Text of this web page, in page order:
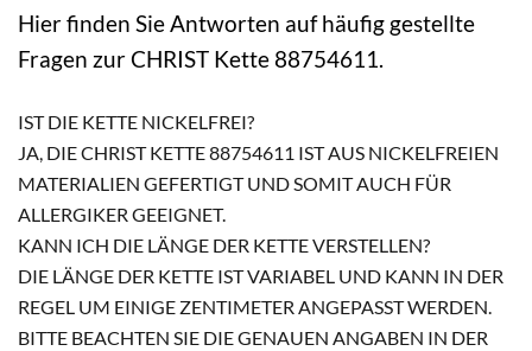
Hier finden Sie Antworten auf häufig gestellte
Fragen zur CHRIST Kette 88754611.
IST DIE KETTE NICKELFREI?
JA, DIE CHRIST KETTE 88754611 IST AUS NICKELFREIEN
MATERIALIEN GEFERTIGT UND SOMIT AUCH FÜR
ALLERGIKER GEEIGNET.
KANN ICH DIE LÄNGE DER KETTE VERSTELLEN?
DIE LÄNGE DER KETTE IST VARIABEL UND KANN IN DER
REGEL UM EINIGE ZENTIMETER ANGEPASST WERDEN.
BITTE BEACHTEN SIE DIE GENAUEN ANGABEN IN DER